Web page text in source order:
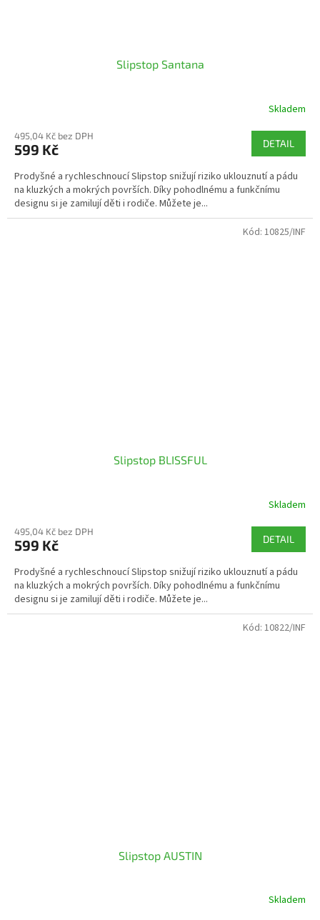
Slipstop Santana
Skladem
495,04 Kč bez DPH
599 Kč DETAIL
Prodyšné a rychleschnoucí Slipstop snižují riziko uklouznutí a pádu
na kluzkých a mokrých površích. Díky pohodlnému a funkčnímu
designu si je zamilují děti i rodiče. Můžete je...
Slipstop BLISSFUL
Skladem
495,04 Kč bez DPH
599 Kč DETAIL
Prodyšné a rychleschnoucí Slipstop snižují riziko uklouznutí a pádu
na kluzkých a mokrých površích. Díky pohodlnému a funkčnímu
designu si je zamilují děti i rodiče. Můžete je...
Kód: 10825/INF
Slipstop AUSTIN
Skladem
Kód: 10822/INF